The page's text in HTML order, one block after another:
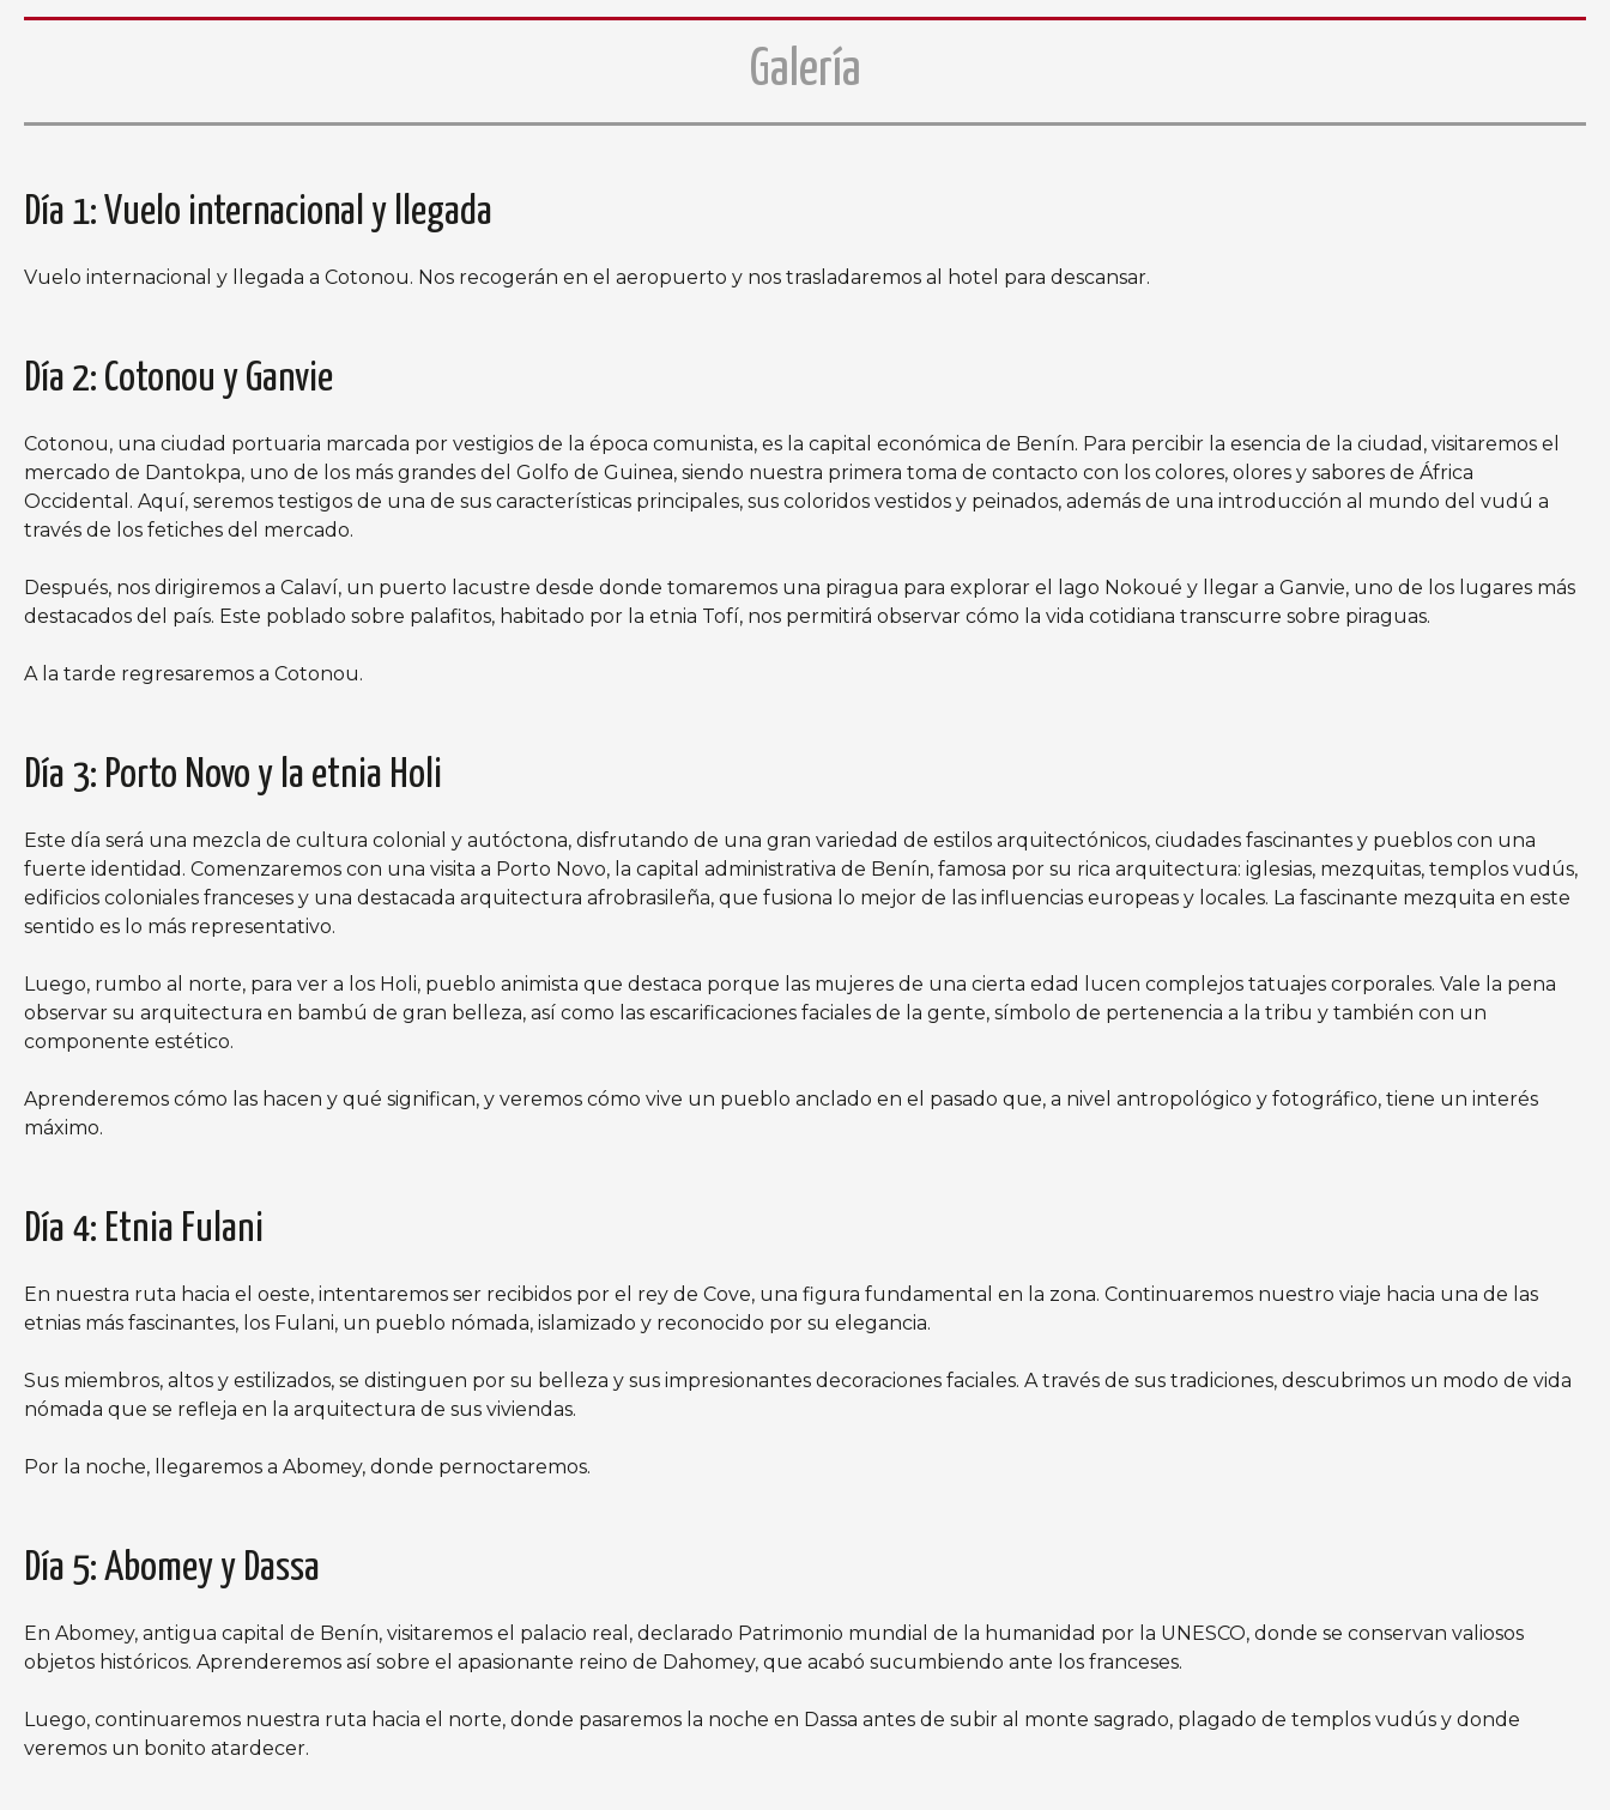
Galería
Día 1: Vuelo internacional y llegada
Vuelo internacional y llegada a Cotonou. Nos recogerán en el aeropuerto y nos trasladaremos al hotel para descansar.
Día 2: Cotonou y Ganvie
Cotonou, una ciudad portuaria marcada por vestigios de la época comunista, es la capital económica de Benín. Para percibir la esencia de la ciudad, visitaremos el
mercado de Dantokpa, uno de los más grandes del Golfo de Guinea, siendo nuestra primera toma de contacto con los colores, olores y sabores de África
Occidental. Aquí, seremos testigos de una de sus características principales, sus coloridos vestidos y peinados, además de una introducción al mundo del vudú a
través de los fetiches del mercado.
Después, nos dirigiremos a Calaví, un puerto lacustre desde donde tomaremos una piragua para explorar el lago Nokoué y llegar a Ganvie, uno de los lugares más
destacados del país. Este poblado sobre palafitos, habitado por la etnia Tofí, nos permitirá observar cómo la vida cotidiana transcurre sobre piraguas.
A la tarde regresaremos a Cotonou.
Día 3: Porto Novo y la etnia Holi
Este día será una mezcla de cultura colonial y autóctona, disfrutando de una gran variedad de estilos arquitectónicos, ciudades fascinantes y pueblos con una
fuerte identidad. Comenzaremos con una visita a Porto Novo, la capital administrativa de Benín, famosa por su rica arquitectura: iglesias, mezquitas, templos vudús,
edificios coloniales franceses y una destacada arquitectura afrobrasileña, que fusiona lo mejor de las influencias europeas y locales. La fascinante mezquita en este
sentido es lo más representativo.
Luego, rumbo al norte, para ver a los Holi, pueblo animista que destaca porque las mujeres de una cierta edad lucen complejos tatuajes corporales. Vale la pena
observar su arquitectura en bambú de gran belleza, así como las escarificaciones faciales de la gente, símbolo de pertenencia a la tribu y también con un
componente estético.
Aprenderemos cómo las hacen y qué significan, y veremos cómo vive un pueblo anclado en el pasado que, a nivel antropológico y fotográfico, tiene un interés
máximo.
Día 4: Etnia Fulani
En nuestra ruta hacia el oeste, intentaremos ser recibidos por el rey de Cove, una figura fundamental en la zona. Continuaremos nuestro viaje hacia una de las
etnias más fascinantes, los Fulani, un pueblo nómada, islamizado y reconocido por su elegancia.
Sus miembros, altos y estilizados, se distinguen por su belleza y sus impresionantes decoraciones faciales. A través de sus tradiciones, descubrimos un modo de vida
nómada que se refleja en la arquitectura de sus viviendas.
Por la noche, llegaremos a Abomey, donde pernoctaremos.
Día 5: Abomey y Dassa
En Abomey, antigua capital de Benín, visitaremos el palacio real, declarado Patrimonio mundial de la humanidad por la UNESCO, donde se conservan valiosos
objetos históricos. Aprenderemos así sobre el apasionante reino de Dahomey, que acabó sucumbiendo ante los franceses.
Luego, continuaremos nuestra ruta hacia el norte, donde pasaremos la noche en Dassa antes de subir al monte sagrado, plagado de templos vudús y donde
veremos un bonito atardecer.